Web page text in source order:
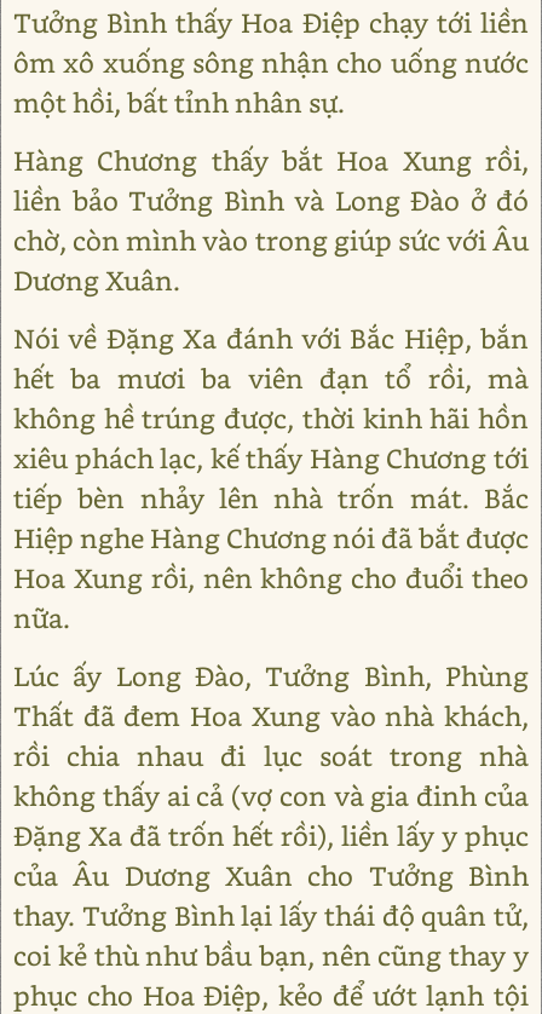
Tưởng Bình thấy Hoa Điệp chạy tới liền
ôm xô xuống sông nhận cho uống nước
một hồi, bất tỉnh nhân sự.
Hàng Chương thấy bắt Hoa Xung rồi,
liền bảo Tưởng Bình và Long Đào ở đó
chờ, còn mình vào trong giúp sức với Âu
Dương Xuân.
Nói về Đặng Xa đánh với Bắc Hiệp, bắn
hết ba mươi ba viên đạn tổ rồi, mà
không hề trúng được, thời kinh hãi hồn
xiêu phách lạc, kế thấy Hàng Chương tới
tiếp bèn nhảy lên nhà trốn mát. Bắc
Hiệp nghe Hàng Chương nói đã bắt được
Hoa Xung rồi, nên không cho đuổi theo
nữa.
Lúc ấy Long Đào, Tưởng Bình, Phùng
Thất đã đem Hoa Xung vào nhà khách,
rồi chia nhau đi lục soát trong nhà
không thấy ai cả (vợ con và gia đinh của
Đặng Xa đã trốn hết rồi), liền lấy y phục
của Âu Dương Xuân cho Tưởng Bình
thay. Tưởng Bình lại lấy thái độ quân tử,
coi kẻ thù như bầu bạn, nên cũng thay y
phục cho Hoa Điệp, kẻo để ướt lạnh tội